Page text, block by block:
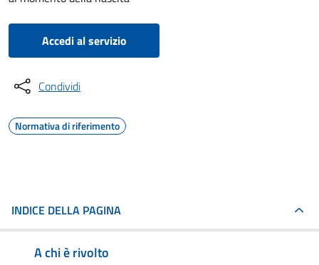
Accedi al servizio
Condividi
Normativa di riferimento
INDICE DELLA PAGINA
A chi è rivolto